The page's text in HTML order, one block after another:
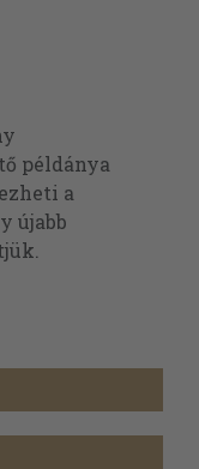
példánya
a
újabb